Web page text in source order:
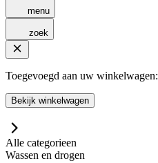
menu
zoek
Toegevoegd aan uw winkelwagen:
Bekijk winkelwagen
Alle categorieen
Wassen en drogen